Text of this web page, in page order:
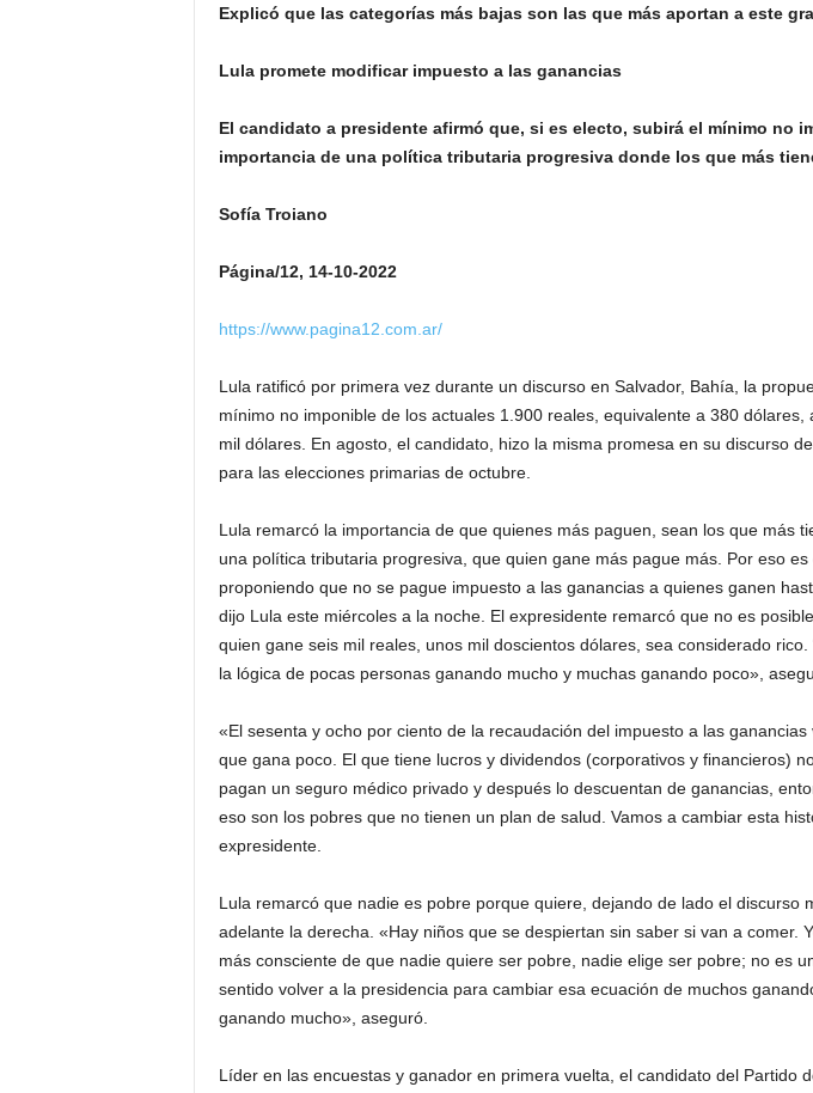
Explicó que las categorías más bajas son las que más aportan a este
Lula promete modificar impuesto a las ganancias
El candidato a presidente afirmó que, si es electo, subirá el mínimo no
importancia de una política tributaria progresiva donde los que más
Sofía Troiano
Página/12, 14-10-2022
https://www.pagina12.com.ar/
Lula ratificó por primera vez durante un discurso en Salvador, Bahía, la
mínimo no imponible de los actuales 1.900 reales, equivalente a 380 dólares,
mil dólares. En agosto, el candidato, hizo la misma promesa en su discurso
para las elecciones primarias de octubre.
Lula remarcó la importancia de que quienes más paguen, sean los que más
una política tributaria progresiva, que quien gane más pague más. Por eso es
proponiendo que no se pague impuesto a las ganancias a quienes ganen
dijo Lula este miércoles a la noche. El expresidente remarcó que no es
quien gane seis mil reales, unos mil doscientos dólares, sea considerado rico.
la lógica de pocas personas ganando mucho y muchas ganando poco»,
«El sesenta y ocho por ciento de la recaudación del impuesto a las
que gana poco. El que tiene lucros y dividendos (corporativos y financieros)
pagan un seguro médico privado y después lo descuentan de ganancias,
eso son los pobres que no tienen un plan de salud. Vamos a cambiar esta
expresidente.
Lula remarcó que nadie es pobre porque quiere, dejando de lado el discurso
adelante la derecha. «Hay niños que se despiertan sin saber si van a comer.
más consciente de que nadie quiere ser pobre, nadie elige ser pobre; no es
sentido volver a la presidencia para cambiar esa ecuación de muchos
ganando mucho», aseguró.
Líder en las encuestas y ganador en primera vuelta, el candidato del Partido